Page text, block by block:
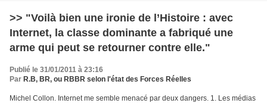
>> "Voilà bien une ironie de l’Histoire : avec
Internet, la classe dominante a fabriqué une
arme qui peut se retourner contre elle."
Publié le 31/01/2011 à 23:16
Par R.B, BR, ou RBBR selon l'état des Forces Réelles
Michel Collon. Internet me semble menacé par deux dangers. 1. Les médias